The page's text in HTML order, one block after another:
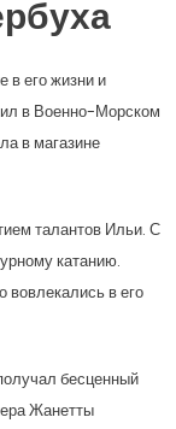
в его жизни и
в Военно-Морском
в магазине
талантов Ильи. С
катанию.
вовлекались в его
бесценный
Жанетты